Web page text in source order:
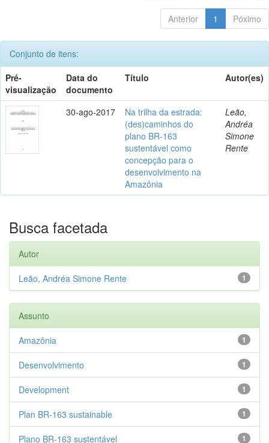
Anterior 1 Póximo
Conjunto de itens:
Pré-
visualização
Data do
documento
Título Autor(es)
30-ago-2017
Na trilha da estrada:
(des)caminhos do
plano BR-163
sustentável como
concepção para o
desenvolvimento na
Amazônia
Leão,
Andréa
Simone
Rente
Busca facetada
Autor
1
Leão, Andréa Simone Rente
Assunto
1
Amazônia
1
Desenvolvimento
1
Development
1
Plan BR-163 sustainable
1
Plano BR-163 sustentável